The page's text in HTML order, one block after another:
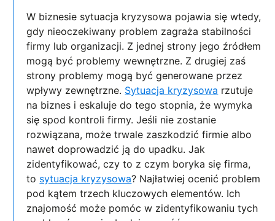
W biznesie sytuacja kryzysowa pojawia się wtedy,
gdy nieoczekiwany problem zagraża stabilności
firmy lub organizacji. Z jednej strony jego źródłem
mogą być problemy wewnętrzne. Z drugiej zaś
strony problemy mogą być generowane przez
wpływy zewnętrzne. Sytuacja kryzysowa rzutuje
na biznes i eskaluje do tego stopnia, że wymyka
się spod kontroli firmy. Jeśli nie zostanie
rozwiązana, może trwale zaszkodzić firmie albo
nawet doprowadzić ją do upadku. Jak
zidentyfikować, czy to z czym boryka się firma,
to sytuacja kryzysowa? Najłatwiej ocenić problem
pod kątem trzech kluczowych elementów. Ich
znajomość może pomóc w zidentyfikowaniu tych